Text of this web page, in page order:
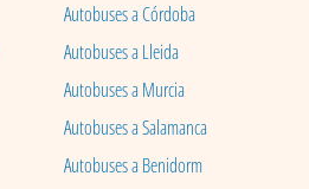
Autobuses a Córdoba
Autobuses a Lleida
Autobuses a Murcia
Autobuses a Salamanca
Autobuses a Benidorm